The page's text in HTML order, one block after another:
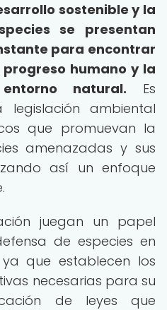
sostenible y la
se presentan
para encontrar
humano y la
natural. Es
ambiental
que promuevan la
amenazadas y sus
así un enfoque
juegan un papel
de especies en
que establecen los
necesarias para su
de leyes que